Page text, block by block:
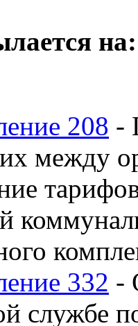
на:
208 -
между
332 -
службе